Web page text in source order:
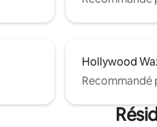
Hollywood
Recommandé